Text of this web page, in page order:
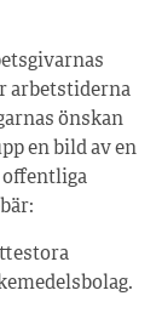
arbetstiderna
önskan
en bild av en
offentliga